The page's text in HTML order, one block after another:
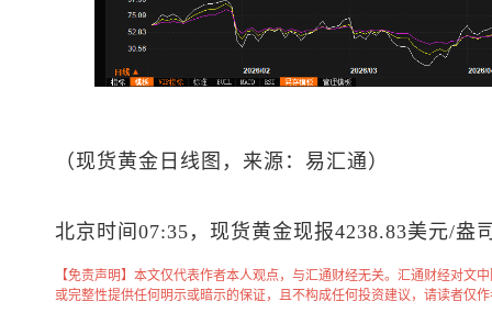
（现货黄金 日线图，来源：易汇通）
北京时间07:35， 现货黄金现报4238.83美元/盎
【免责声明】本文仅代表作者本人观点，与汇通财经无关。汇通财经对文
或完整性提供任何明示或暗示的保证，且不构成任何投资建议，请读者仅